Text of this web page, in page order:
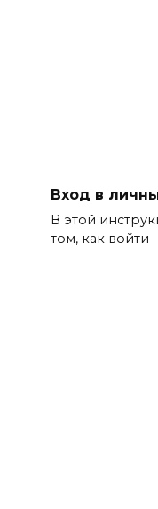
Вход в
В этой
том, как войти